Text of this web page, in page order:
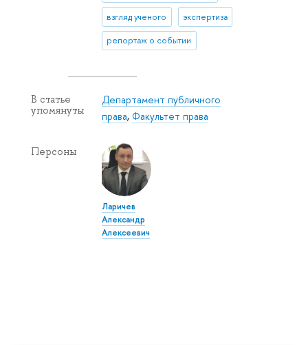
взгляд ученого экспертиза
репортаж о событии
В статье
упомянуты
Департамент публичного
права,Факультет права
Персоны
Ларичев
Александр
Алексеевич